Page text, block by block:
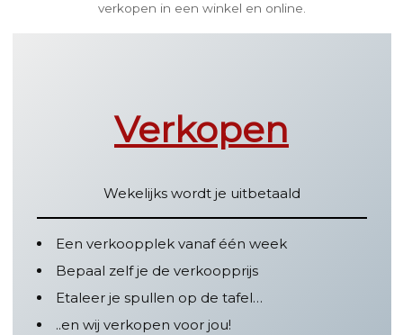
verkopen in een winkel en online.
Verkopen
Wekelijks wordt je uitbetaald
Een verkoopplek vanaf één week
Bepaal zelf je de verkoopprijs
Etaleer je spullen op de tafel…
..en wij verkopen voor jou!